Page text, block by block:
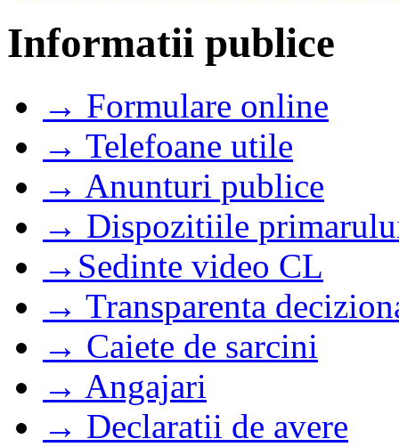
Informatii publice
→ Formulare online
→ Telefoane utile
→ Anunturi publice
→ Dispozitiile
→Sedinte video CL
→ Transparenta
→ Caiete de sarcini
→ Angajari
→ Declaratii de avere